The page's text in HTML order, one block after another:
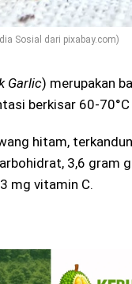
Sosial dari pixabay.com)
Garlic) merupakan
berkisar 60-
hitam,
3,6 gram
mg vitamin C.